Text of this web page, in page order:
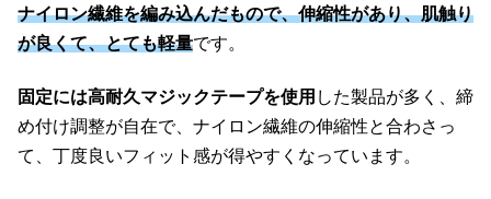
ナイロン繊維を編み込んだもので、伸縮性があり、肌触り
が良くて、とても軽量です。
固定には高耐久マジックテープを使用 した製品が多く、締
め付け調整が自在で、ナイロン繊維の伸縮性と合わさっ
て、丁度良いフィット感が得やすくなっています。